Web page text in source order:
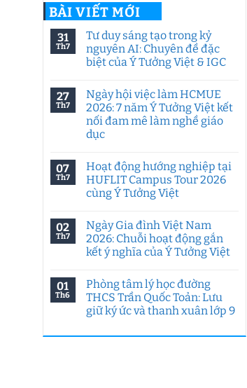
BÀI VIẾT MỚI
31
Th7
Tư duy sáng tạo trong kỷ
nguyên AI: Chuyên đề đặc
biệt của Ý Tưởng Việt & IGC
bình
luận
ở
Tư
duy
sáng
kỷ
nguyên
AI:
Chuyên
biệt
của
Ý
Tưởng
Việt
27
Th7
Ngày hội việc làm HCMUE
2026: 7 năm Ý Tưởng Việt kết
nối đam mê làm nghề giáo
dục
bình
luận
ở
Ngày
làm
HCMUE
2026:
7
năm
Việt
kết
nối
đam
nghề
07
Th7
Hoạt động hướng nghiệp tại
HUFLIT Campus Tour 2026
cùng Ý Tưởng Việt
bình
luận
ở
Hoạt
nghiệp
tại
HUFLIT
Campus
Tour
cùng
02
Th7
Ngày Gia đình Việt Nam
2026: Chuỗi hoạt động gắn
kết ý nghĩa của Ý Tưởng Việt
bình
luận
ở
Ngày
Gia
Việt
01
Th6
Phòng tâm lý học đường
THCS Trần Quốc Toản: Lưu
giữ ký ức và thanh xuân lớp 9
có